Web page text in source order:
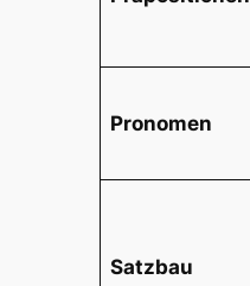
Pronomen
Satzbau